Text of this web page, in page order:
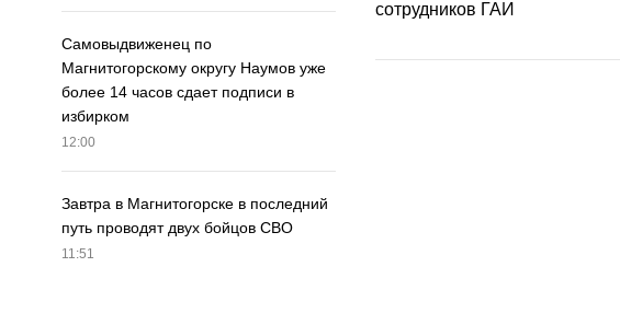
Самовыдвиженец по
Магнитогорскому округу Наумов уже
более 14 часов сдает подписи в
избирком
12:00
Завтра в Магнитогорске в последний
путь проводят двух бойцов СВО
11:51